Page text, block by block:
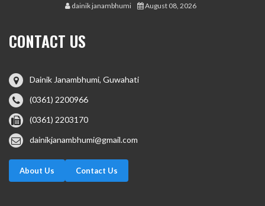
dainik janambhumi August 08, 2026
CONTACT US
Dainik Janambhumi, Guwahati
(0361) 2200966
(0361) 2203170
dainikjanambhumi@gmail.com
About Us Contact Us